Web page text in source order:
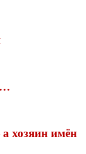
хозяин имён